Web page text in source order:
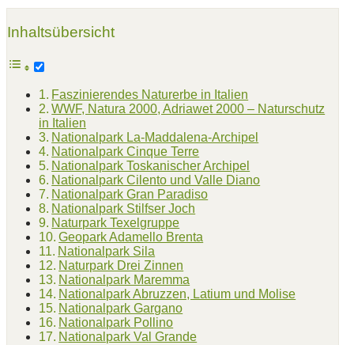
Inhaltsübersicht
Faszinierendes Naturerbe in Italien
WWF, Natura 2000, Adriawet 2000 – Naturschutz
in Italien
Nationalpark La-Maddalena-Archipel
Nationalpark Cinque Terre
Nationalpark Toskanischer Archipel
Nationalpark Cilento und Valle Diano
Nationalpark Gran Paradiso
Nationalpark Stilfser Joch
Naturpark Texelgruppe
Geopark Adamello Brenta
Nationalpark Sila
Naturpark Drei Zinnen
Nationalpark Maremma
Nationalpark Abruzzen, Latium und Molise
Nationalpark Gargano
Nationalpark Pollino
Nationalpark Val Grande